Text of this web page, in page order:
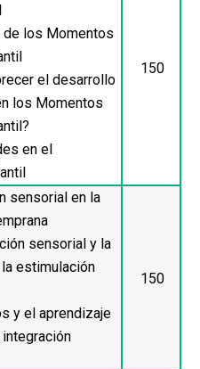
de los Momentos
el desarrollo
los Momentos
en el
150
sensorial en la
sensorial y la
estimulación
y el aprendizaje
150